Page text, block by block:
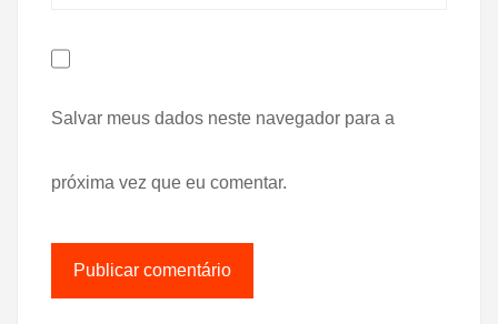
Salvar meus dados neste navegador para a
próxima vez que eu comentar.